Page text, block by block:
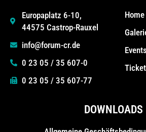
Europaplatz 6-10,
44575 Castrop-Rauxel
info@forum-cr.de
0 23 05 / 35 607-0
0 23 05 / 35 607-77
Home
Events
DOWNLOADS